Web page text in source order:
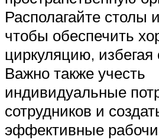
Располагайте столы
чтобы обеспечить
циркуляцию, избегая
Важно также учесть
индивидуальные
сотрудников и
эффективные